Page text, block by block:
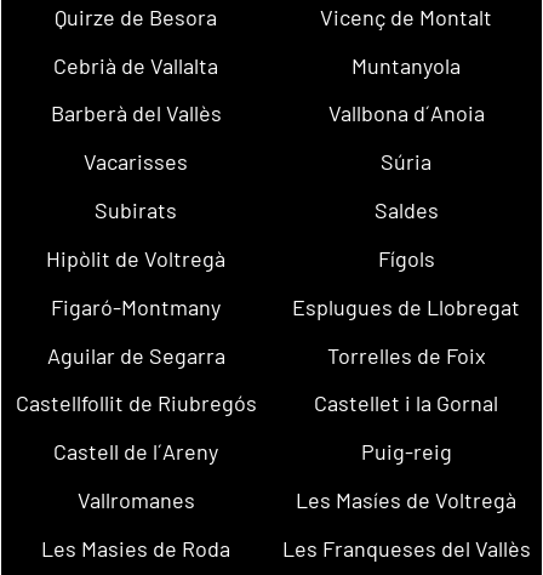
Quirze de Besora
Vicenç de Montalt
Cebrià de Vallalta
Muntanyola
Barberà del Vallès
Vallbona d´Anoia
Vacarisses
Súria
Subirats
Saldes
Hipòlit de Voltregà
Fígols
Figaró-Montmany
Esplugues de Llobregat
Aguilar de Segarra
Torrelles de Foix
Castellfollit de Riubregós
Castellet i la Gornal
Castell de l´Areny
Puig-reig
Vallromanes
Les Masíes de Voltregà
Les Masies de Roda
Les Franqueses del Vallès